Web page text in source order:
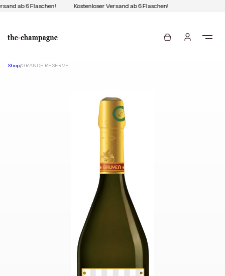
ab 6 Flaschen! Kostenloser Versand ab 6 Flaschen!
Shop/GRANDE RESERVE